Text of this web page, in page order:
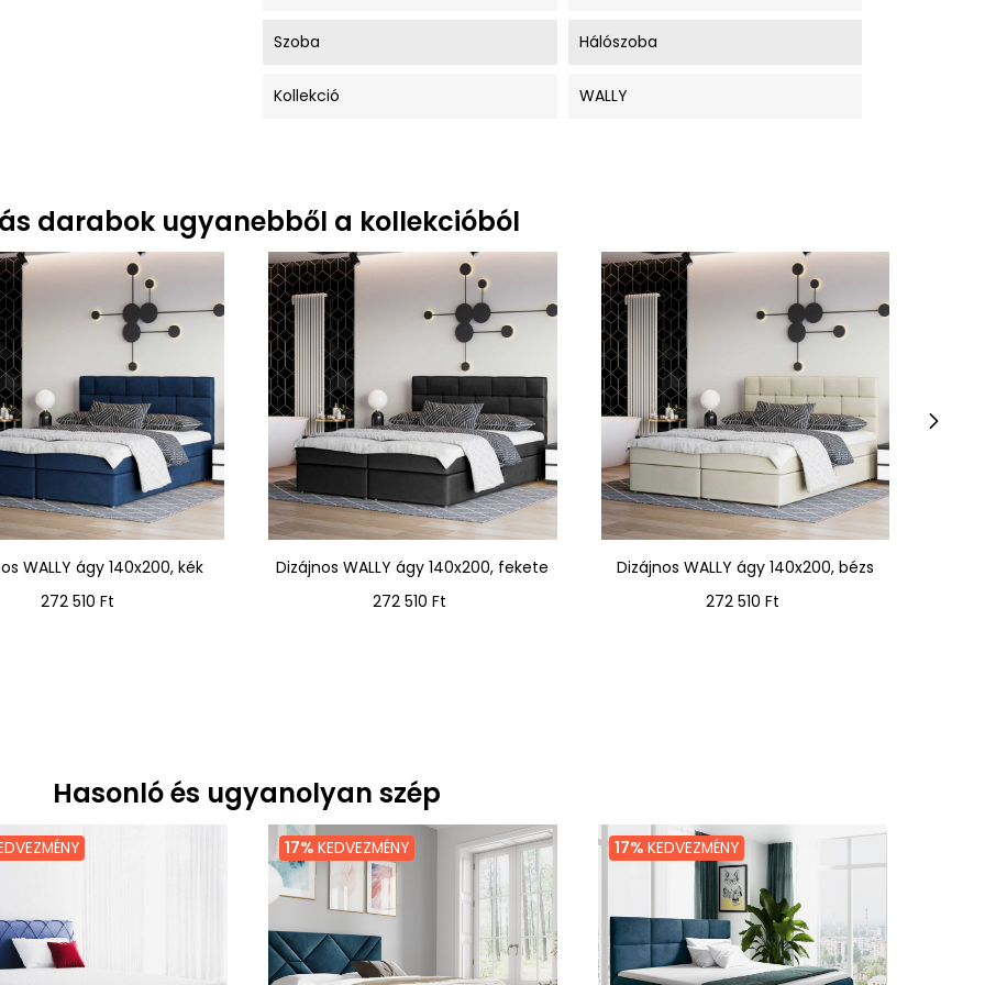
Szoba Hálószoba
Kollekció WALLY
darabok ugyanebből a kollekcióból
WALLY ágy 140x200, kék
Ár
272 510 Ft
Dizájnos WALLY ágy 140x200, fekete
Ár
272 510 Ft
Dizájnos WALLY ágy 140x200, bézs
Ár
272 510 Ft
Hasonló és ugyanolyan szép
17% KEDVEZMÉNY 17% KEDVEZMÉNY